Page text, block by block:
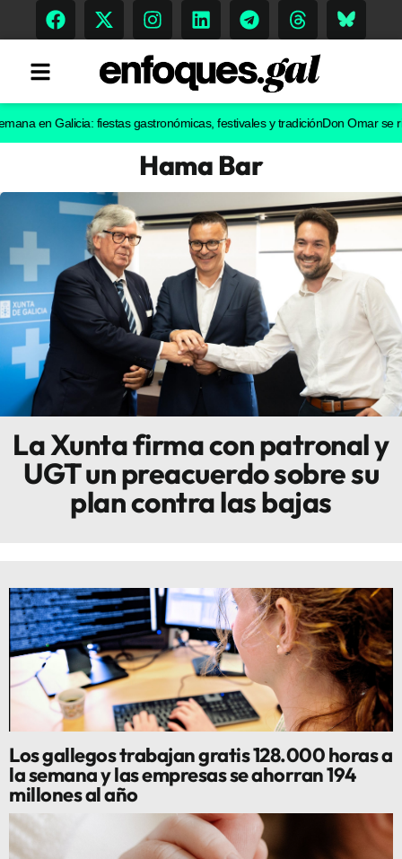
Memoria Histórica
Gastronomía
Escenarios
Sostenibilidad
Innova
Galicia: fiestas gastronómicas, festivales y tradiciónDon Omar se rinde a
Hama Bar
La Xunta firma con patronal y
UGT un preacuerdo sobre su
plan contra las bajas
Los gallegos trabajan gratis 128.000 horas a
la semana y las empresas se ahorran 194
millones al año